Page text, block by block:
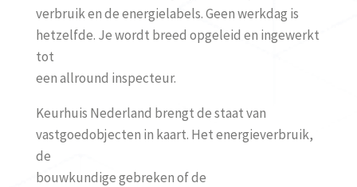
verbruik en de energielabels. Geen werkdag is
hetzelfde. Je wordt breed opgeleid en ingewerkt
tot
een allround inspecteur.
Keurhuis Nederland brengt de staat van
vastgoedobjecten in kaart. Het energieverbruik,
de
bouwkundige gebreken of de